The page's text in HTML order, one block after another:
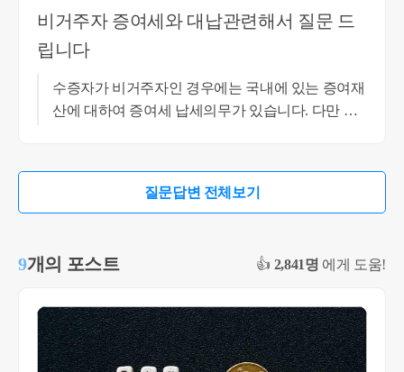
부모님이 자녀 소유 주택에서 추가로 2년 이상 거주
하여야 한다는 사후관리 규정은 소득세법이나 시행
적용되는 경우에도 최종적으로는 소득세법 시행령
제154조의 1세대1주택 비과세 요건을 적용하게 되
것으로 보입니다. 따라서 부모님이 합가 이후 2년을
추가로 거주하지 않았다는 이유만으로 비과세가 부
건을 충족하지 못한 경우라도 나머지 세대원이 거
사례가 있으며, 거주요건을 세대원 전원이 각각 충
족해야 한다고 해석하고 있지는 않습니다. 따라서
질문하신 사례에서는 세대합가 이전에 이미 자녀가
비거주자 증여세와 대납관련해서 질문 드
립니다
수증자가 비거주자인 경우에는 국내에 있는 증여재
산에 대하여 증여세 납세의무가 있습니다. 다만 증
증여세가 과세되지는 않습니다. 또한 비거주자에
183, 2019.6.19.). 한편 증여세는 수증자별로 계산하
을 각각 증여하는 경우에는 각자의 과세가액을 기
준으로 증여세가 산정되며, 비거주자는 배우자·직
계존비속 등 증여재산공제가 적용되지 않으므로 다
질문답변 전체보기
9개의 포스트 👍 2,841명 에게 도움!